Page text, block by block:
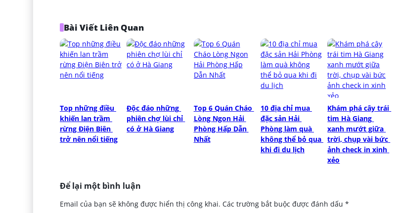
Bài Viết Liên Quan
Top những điều
khiến lan trầm
rừng Điện Biên
trở nên nổi tiếng
Độc đáo những
phiên chợ lùi chỉ
có ở Hà Giang
Top 6 Quán Cháo
Lòng Ngon Hải
Phòng Hấp Dẫn
Nhất
10 địa chỉ mua
đặc sản Hải
Phòng làm quà
không thể bỏ qua
khi đi du lịch
Khám phá cây trái
tim Hà Giang
xanh mướt giữa
trời, chụp vài bức
ảnh check in xinh
xẻo
Để lại một bình luận
Email của bạn sẽ không được hiển thị công khai. Các trường bắt buộc được đánh dấu *